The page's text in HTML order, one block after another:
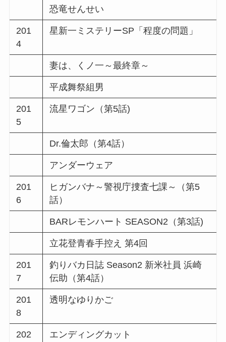
恐竜せんせい
201
4
星新一ミステリーSP「程度の問題」
妻は、くノ一～最終章～
平成舞祭組男
201
5
流星ワゴン（第5話)
Dr.倫太郎（第4話）
アンダーウェア
201
6
ヒガンバナ～警視庁捜査七課～（第5
話）
BARレモンハート SEASON2（第3話)
立花登青春手控え 第4回
201
7
釣りバカ日誌 Season2 新米社員 浜崎
伝助（第4話）
201
8
透明なゆりかご
202 エンディングカット